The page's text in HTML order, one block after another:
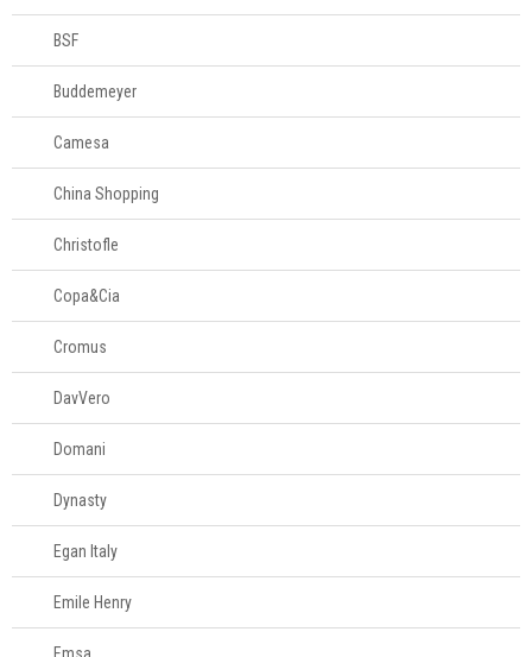
BSF
Buddemeyer
Camesa
China Shopping
Christofle
Copa&Cia
Cromus
DavVero
Domani
Dynasty
Egan Italy
Emile Henry